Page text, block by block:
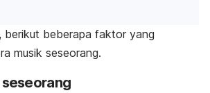
berikut beberapa faktor yang
musik seseorang.
seseorang